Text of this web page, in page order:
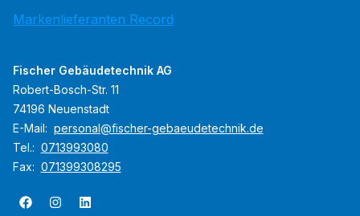
Markenlieferanten Record
Fischer Gebäudetechnik AG
Robert-Bosch-Str. 11
74196 Neuenstadt
E-Mail: personal@fischer-gebaeudetechnik.de
Tel.: 0713993080
Fax: 071399308295